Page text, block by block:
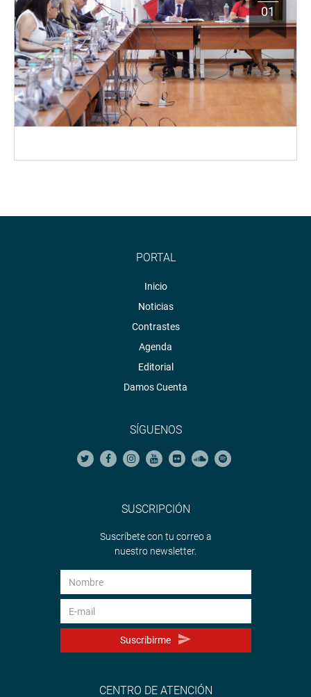
01
PORTAL
Inicio
Noticias
Contrastes
Agenda
Editorial
Damos Cuenta
SÍGUENOS
SUSCRIPCIÓN
Suscríbete con tu correo a
nuestro newsletter.
Suscribirme
CENTRO DE ATENCIÓN